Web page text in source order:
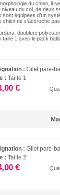
du chien, il
niveau du col, de deux
équipées d’un
ne s’accroche
doublure polyester.
taille 1 avec le pack
:Gilet pare-
:Taille 1
€
:Gilet pare-
:Taille 2
€